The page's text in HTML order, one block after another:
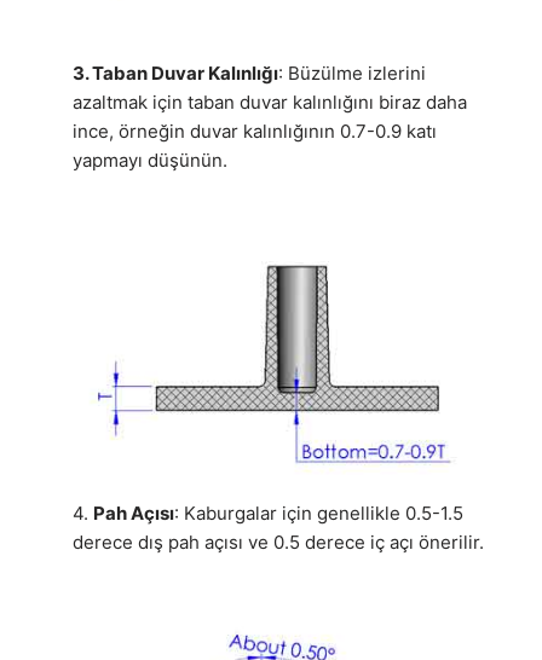
3. Taban Duvar Kalınlığı: Büzülme izlerini
azaltmak için taban duvar kalınlığını biraz daha
ince, örneğin duvar kalınlığının 0.7-0.9 katı
yapmayı düşünün.
4. Pah Açısı: Kaburgalar için genellikle 0.5-1.5
derece dış pah açısı ve 0.5 derece iç açı önerilir.